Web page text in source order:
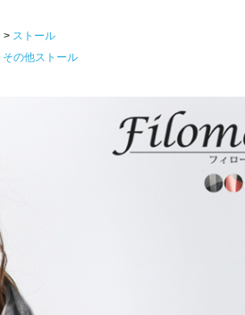
ストール
その他ストール